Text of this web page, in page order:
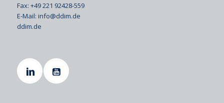
Fax: +49 221 92428-559
E-Mail: info@ddim.de
ddim.de